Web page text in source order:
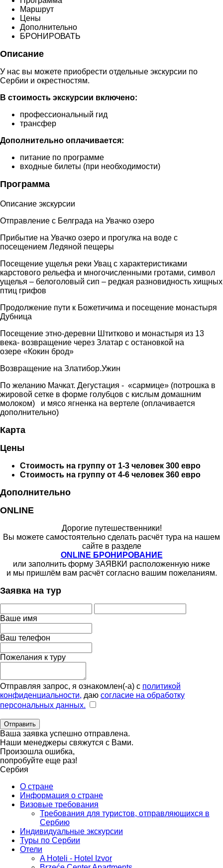
Маршрут
Цены
Дополнительно
БРОНИРОВАТЬ
Описание
У нас вы можете приобрести отдельные экскурсии по
Сербии и окрестностям.
В стоимость экскурсии включено:
профессиональный гид
трансфер
Дополнительно оплачивается:
питание по программе
входные билеты (при необходимости)
Программа
Описание экскурсии
Отправление с Белграда на Увачко озеро
Прибытие на Увачко озеро и прогулка на воде с
посещением Ледяной пещеры
Посещение ущелья реки Увац с характеристиками
карстового рельефа и многочисленными гротами, символ
ущелья – белоголовый сип – редкая разновидность хищных
птиц грифов
Продолжение пути к Божетичима и посещение монастыря
Дубница
Посещение этно-деревни Штитково и монастыря из 13
века- возвращение через Златар с остановкой на
озерe «Кокин брод»
Возвращение на Златибор.Ужин
По желанию Мачкат. Дегустация - «сармице» (потрошка в
жировой сетке в форме голубцов с кислым домашним
молоком) и мясо ягненка на вертеле (оплачивается
дополнительно)
Карта
Цены
Стоимость на группу от 1-3 человек 300 евро
Стоимость на группу от 4-6 человек 360 евро
Дополнительно
ONLINE
Дорогие путешественники!
Вы можете самостоятельно сделать расчёт тура на нашем
сайте в разделе
ONLINE БРОНИРОВАНИЕ
или заполнить форму ЗАЯВКИ расположенную ниже
и мы пришлём вам расчёт согласно вашим пожеланиям.
Заявка на тур
Ваше имя
Ваш телефон
Пожелания к туру
Отправляя запрос, я ознакомлен(-а) с политикой
конфиденциальности, даю согласие на обработку
персональных данных.
Отправить
Ваша заявка успешно отправлена.
Наши менеджеры свяжутся с Вами.
Произошла ошибка,
попробуйте еще раз!
Сербия
О стране
Информация о стране
Визовые требования
Требования для туристов, отправляющихся в
Сербию
Индивидуальные экскурсии
Туры по Сербии
Отели
A Hoteli - Hotel Izvor